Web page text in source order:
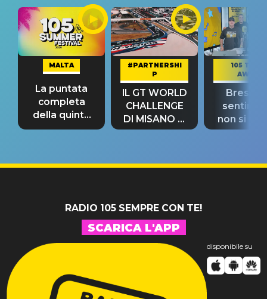
MALTA
La puntata
completa
della quinta
tappa
#PARTNERSHI
P
IL GT WORLD
CHALLENGE
DI MISANO si
riconferma
105 TAKE
AWAY
Bresh:
non si
fino alla
RADIO 105 SEMPRE CON TE!
SCARICA L'APP
disponibile su